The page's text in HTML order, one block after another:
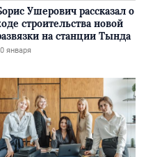
Ушерович рассказал о
строительства новой
на станции Тында
января